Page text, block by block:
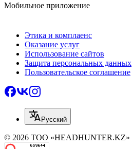
Мобильное приложение
Этика и комплаенс
Оказание услуг
Использование сайтов
Защита персональных данных
Пользовательское соглашение
Русский
© 2026 ТОО «HEADHUNTER.KZ»